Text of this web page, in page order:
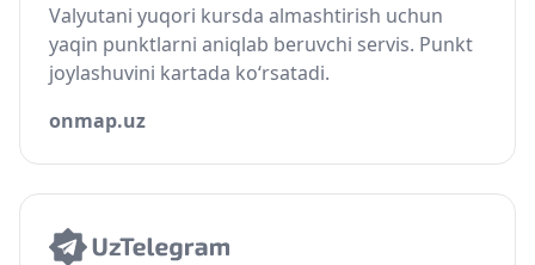
Valyutani yuqori kursda almashtirish uchun
yaqin punktlarni aniqlab beruvchi servis. Punkt
joylashuvini kartada ko‘rsatadi.
onmap.uz